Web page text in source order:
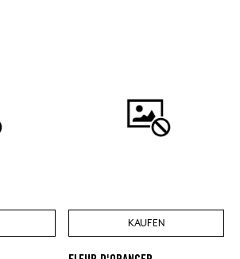
KAUFEN